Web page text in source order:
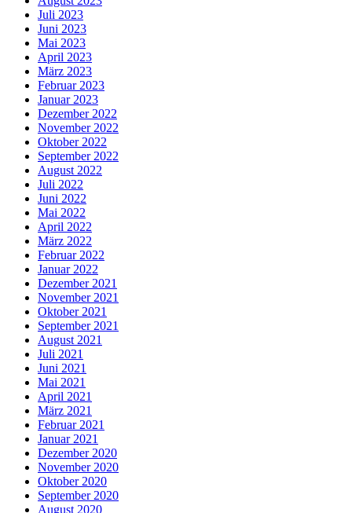
Juli 2023
Juni 2023
Mai 2023
April 2023
März 2023
Februar 2023
Januar 2023
Dezember 2022
November 2022
Oktober 2022
September 2022
August 2022
Juli 2022
Juni 2022
Mai 2022
April 2022
März 2022
Februar 2022
Januar 2022
Dezember 2021
November 2021
Oktober 2021
September 2021
August 2021
Juli 2021
Juni 2021
Mai 2021
April 2021
März 2021
Februar 2021
Januar 2021
Dezember 2020
November 2020
Oktober 2020
September 2020
August 2020